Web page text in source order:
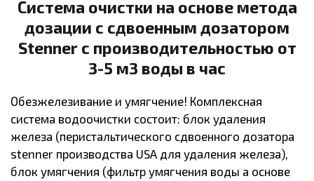
Система очистки на основе метода
дозации с сдвоенным дозатором
Stenner с производительностью от
3-5 м3 воды в час
Обезжелезивание и умягчение! Комплексная
система водоочистки состоит: блок удаления
железа (перистальтического сдвоенного дозатора
stenner производства USA для удаления железа),
блок умягчения (фильтр умягчения воды а основе